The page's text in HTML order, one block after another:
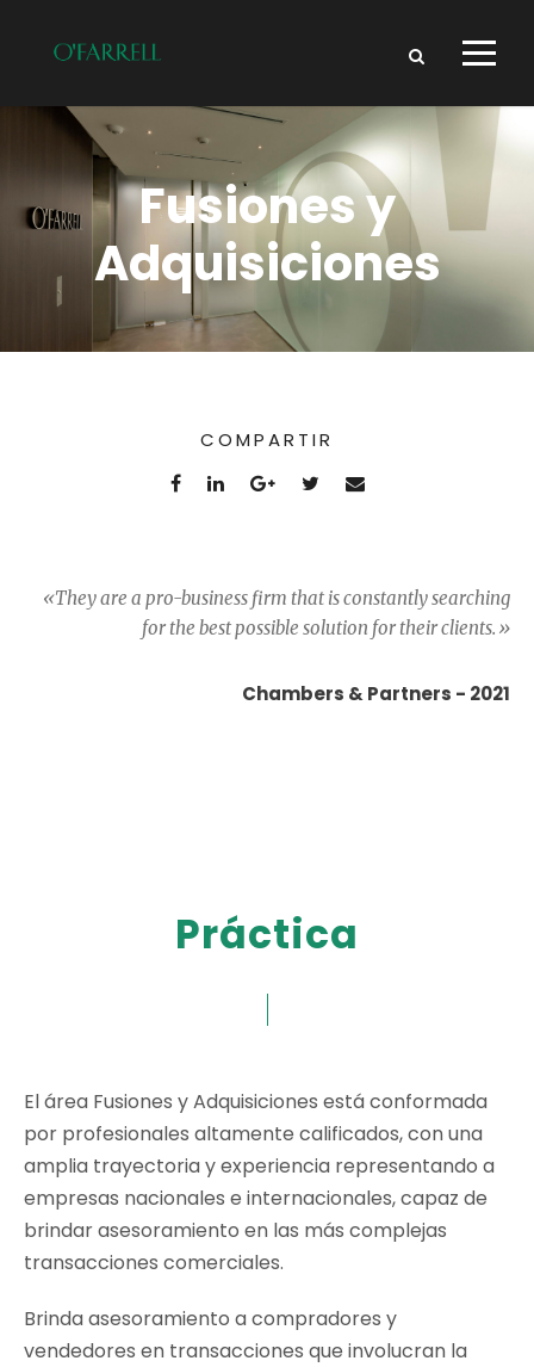
Fusiones y
Adquisiciones
COMPARTIR
«They are a pro-business firm that is constantly searching
for the best possible solution for their clients.»
Chambers & Partners - 2021
Práctica
El área Fusiones y Adquisiciones está conformada
por profesionales altamente calificados, con una
amplia trayectoria y experiencia representando a
empresas nacionales e internacionales, capaz de
brindar asesoramiento en las más complejas
transacciones comerciales.
Brinda asesoramiento a compradores y
vendedores en transacciones que involucran la